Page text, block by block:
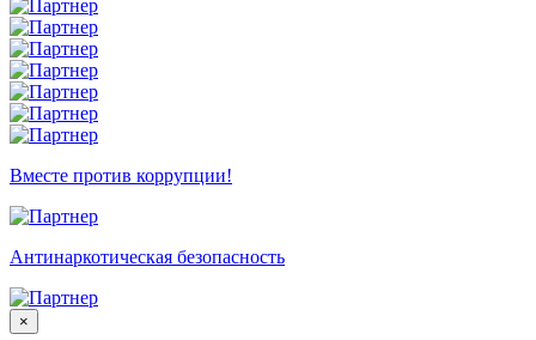
Вместе против коррупции!
Антинаркотическая безопасность
×